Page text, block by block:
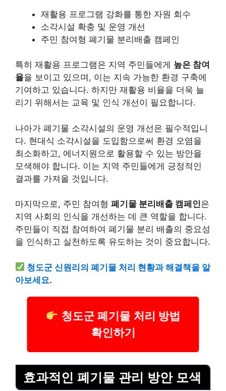
재활용 프로그램 강화를 통한 자원 회수
소각시설 확충 및 운영 개선
주민 참여형 폐기물 분리배출 캠페인
특히 재활용 프로그램은 지역 주민들에게 높은 참여
율을 보이고 있으며, 이는 지속 가능한 환경 구축에
기여하고 있습니다. 하지만 재활용 비율을 더욱 늘
리기 위해서는 교육 및 인식 개선이 필요합니다.
나아가 폐기물 소각시설의 운영 개선은 필수적입니
다. 현대식 소각시설을 도입함으로써 환경 오염을
최소화하고, 에너지원으로 활용할 수 있는 방안을
모색해야 합니다. 이는 지역 주민들에게 긍정적인
결과를 가져올 것입니다.
마지막으로, 주민 참여형 폐기물 분리배출 캠페인은
지역 사회의 인식을 개선하는 데 큰 역할을 합니다.
주민들이 직접 참여하여 폐기물 분리 배출의 중요성
을 인식하고 실천하도록 유도하는 것이 중요합니다.
청도군 신원리의 폐기물 처리 현황과 해결책을 알
아보세요.
청도군 폐기물 처리 방법
확인하기
효과적인 폐기물 관리 방안 모색